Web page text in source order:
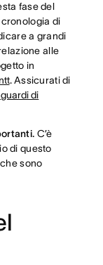
fase del
di
a grandi
alle
in
. Assicurati di
di
C’è
di questo
sono